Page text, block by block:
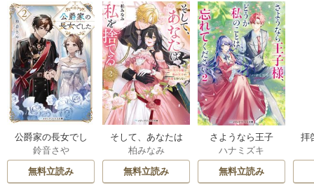
公爵家の長女でし
た
鈴音さや
無料立読み
そして、あなたは
私を捨てる
柏みなみ
無料立読み
さようなら王子
様、どうか私のこ
とは忘れてくださ
い
ハナミズキ
無料立読み
拝